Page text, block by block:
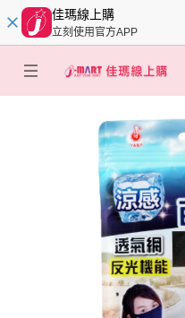
佳瑪線上購
立刻使用官方APP